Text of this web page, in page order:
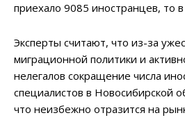
приехало 9085 иностранцев, то
Эксперты считают, что из-за
миграционной политики и
нелегалов сокращение числа
специалистов в Новосибирской
что неизбежно отразится на